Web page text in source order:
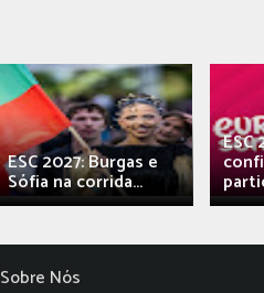
ESC 2027: Burgas e
Sófia na corrida...
ESC
Sobre Nós